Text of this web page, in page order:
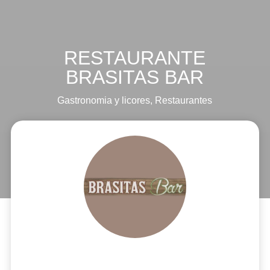
RESTAURANTE
BRASITAS BAR
Gastronomia y licores, Restaurantes